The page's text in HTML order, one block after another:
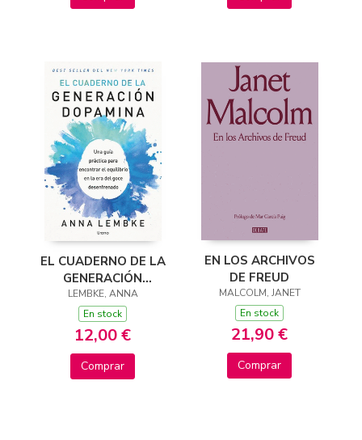
EL CUADERNO DE LA
GENERACIÓN
DOPAMINA
LEMBKE, ANNA
En stock
12,00 €
Comprar
EN LOS ARCHIVOS
DE FREUD
MALCOLM, JANET
En stock
21,90 €
Comprar